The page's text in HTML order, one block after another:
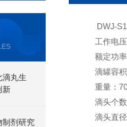
滴丸生
新
制剂研究
DWJ-S1型
工作电压
额定功率
滴罐容积
重量：
滴头个数
滴头直径